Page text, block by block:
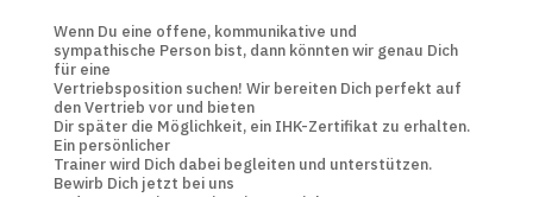
Wenn Du eine offene, kommunikative und
sympathische Person bist, dann könnten wir genau Dich
für eine
Vertriebsposition suchen! Wir bereiten Dich perfekt auf
den Vertrieb vor und bieten
Dir später die Möglichkeit, ein IHK-Zertifikat zu erhalten.
Ein persönlicher
Trainer wird Dich dabei begleiten und unterstützen.
Bewirb Dich jetzt bei uns